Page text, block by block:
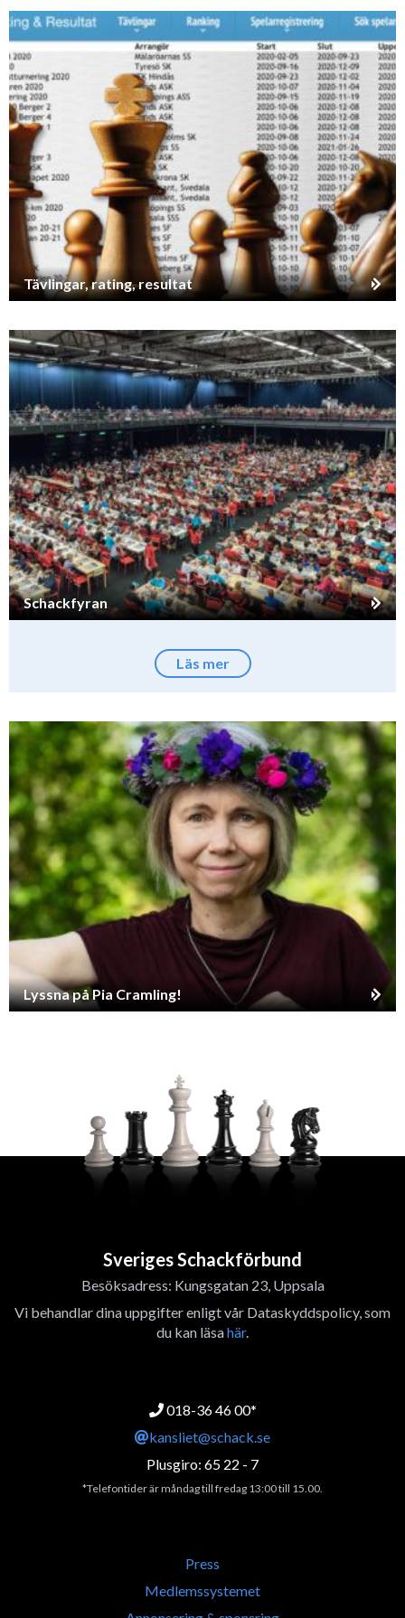
Tävlingar, rating, resultat
Schackfyran
Läs mer
Lyssna på Pia Cramling!
Sveriges Schackförbund
Besöksadress: Kungsgatan 23, Uppsala
Vi behandlar dina uppgifter enligt vår Dataskyddspolicy, som
du kan läsahär.
018-36 46 00*
kansliet@schack.se
Plusgiro: 65 22 - 7
*Telefontider är måndag till fredag 13:00 till 15.00.
Press
Medlemssystemet